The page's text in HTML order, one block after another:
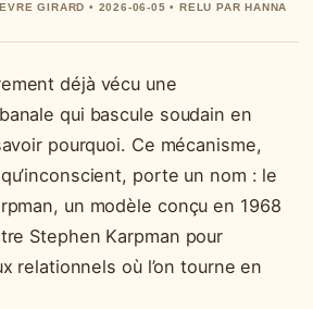
GIRARD • 2026-06-05 • RELU PAR HANNA
déjà vécu une
qui bascule soudain en
pourquoi. Ce mécanisme,
porte un nom : le
un modèle conçu en 1968
Stephen Karpman pour
relationnels où l’on tourne en